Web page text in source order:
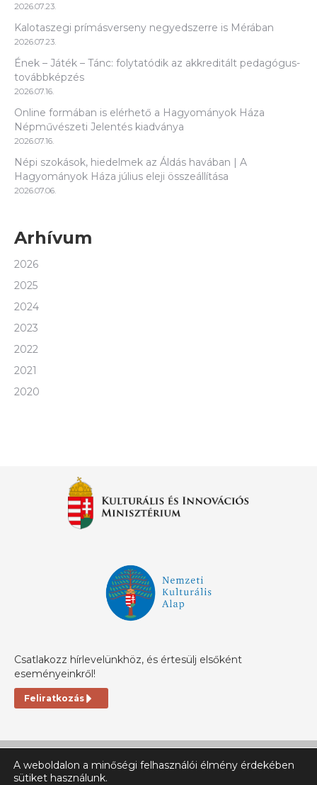
2026.07.23.
Kalotaszegi prímásverseny negyedszerre is Mérában
2026.07.23.
Ének – Játék – Tánc: folytatódik az akkreditált pedagógus-
továbbképzés
2026.07.16.
Online formában is elérhető a Hagyományok Háza
Népművészeti Jelentés kiadványa
2026.07.16.
Népi szokások, hiedelmek az Áldás havában | A
Hagyományok Háza július eleji összeállítása
2026.07.06.
Arhívum
2026
2025
2024
2023
2022
2021
2020
Csatlakozz hírlevelünkhöz, és értesülj elsőként
eseményeinkről!
Feliratkozás
A weboldalon a minőségi felhasználói élmény érdekében
sütiket használunk.